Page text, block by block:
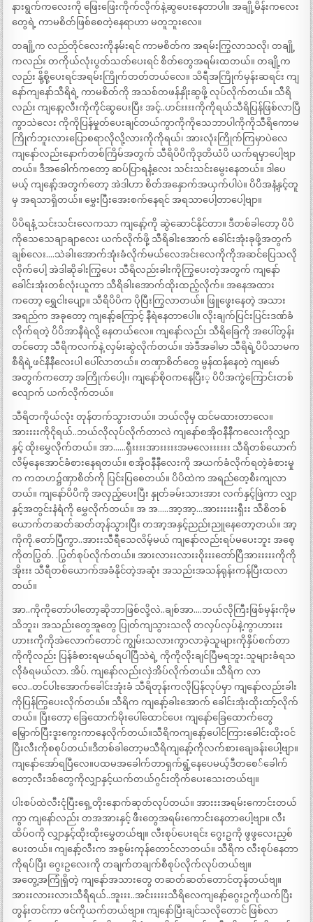
နားရွက်ကလေးကို ဖြေးဖြေးကိုက်လိုက်နဲ့ဆွပေးနေတာပါ။ အချို့မိန်းကလေး
တွေရဲ့ ကာမစိတ်ဖြစ်စေတဲ့နေရာဟာ မတူဘူးလေ။
တချို့က လည်တိုင်လေးကိုနမ်းရင် ကာမစိတ်က အရမ်းကြွလာသလို၊ တချို့
ကလည်း တကိုယ်လုံးပွတ်သတ်ပေးရင် စိတ်တွေအရမ်းထတယ်။ တချို့က
လည်း နို့စို့ပေးရင်အရမ်းကြိုက်တတ်တယ်လေ။ သိရီအကြိုက်မှန်းဆရင်း ကျ
နော်ကျနော်သီရိရဲ့ ကာမစိတ်ကို အသစ်တဖန်နှိုးဆွဖို့ လုပ်လိုက်တယ်။ သီရိ
လည်း ကျနော့လီးကိုကိုင်ဆွပေးပြီး အင့်..ဟင်းးးးကိုကိုရယ်သီရိပြန်ဖြစ်လာပြီ
ကွာသဲလေး ကိုကိုပြန်မှုတ်ပေးချင်တယ်ကွာကိုကိုသေဘာပါကိုကိုသီရိကောမ
ကြိုက်ဘူးလားပြောစရာလိုလို့လားကိုကိုရယ်၊ အားလုံးကြိုက်ကြမှာပဲလေ
ကျနော်လည်းနောက်တစ်ကြိမ်အတွက် သီရိပိပိကိုဒုတိယံပိ ယက်ရမှာပေါ့ဗျာ
တယ်။ ဒီအခေါက်ကတော့ ဆပ်ပြာရနံ့လေး သင်းသင်းမွေးနေတယ်။ ဒါပေ
မယ့် ကျနော့်အတွက်တော့ အဲဒါဟာ စိတ်အနှောက်အယှက်ပါပဲ။ ပိပိအနံ့နှင့်တူ
မှ အရသာရှိတယ်။ မွှေးပြီးအေးစက်နေရင် အရသာပေါ့တာပေါ့ဗျာ။
ပိပိရနံ့ သင်းသင်းလေကသာ ကျနော့်ကို ဆွဲဆောင်နိုင်တာ။ ဒီတစ်ခါတော့ ပိပိ
ကိုသေသေချာချာလေး ယက်လိုက်ဖို့ သီရိခါးအောက် ခေါင်းအုံးခုဖို့အတွက်
ချစ်လေး….သဲခါးအောက်အုံးခံလိုက်မယ်လေအင်းလေကိုကိုအဆင်ပြေသလို
လိုက်ပေါ့ အဲဒါဆိုခါးကြွပေး သီရိလည်းခါးကိုကြွပေးတဲ့အတွက် ကျနော်
ခေါင်းအုံးတစ်လုံးယူကာ သီရိခါးအောက်ထိုးထည့်လိုက်။ အနေအထား
ကတော့ ရွှေငါးပျော့။ သီရိပိပိက ပိုပြီးကြွလာတယ်။ ဖြူဖွေးနေတဲ့ အသား
အရည်က အခုတော့ ကျနော့်ကြောင့် နီရဲနေတာပေါ။ လိုးချက်ပြင်းပြင်းဒဏ်ခံ
လိုက်ရတဲ့ ပိပိအာနီရဲလို့ နေတယ်လေ။ ကျနော်လည်း သီရိခြေကို အပေါ်တွန်း
တင်တော့ သီရိကလက်နဲ့ လှမ်းဆွဲလိုက်တယ်။ အဲဒီအခါမာ သီရိရဲ့ပိပိသာမက
စီရိရဲ့ဖင်နီနီလေးပါ ပေါ်လာတယ်။ တဏှာစိတ်တွေ မွန်ထန်နေတဲ့ ကျမော်
အတွက်ကတော့ အကြိုက်ပေါ့၊၊ ကျနော်စိုဝကနေပြီး့ ပိပိအကွဲကြောင်းတစ်
လျောက် ယက်လိုက်တယ်။
သီရိတကိုယ်လုံး တုန်တက်သွားတယ်။ ဘယ်လိုမှ ထင်မထားတာလေ။
အားးးးကိုငိုရယ်..ဘယ်လိုလုပ်လိုက်တာလဲ ကျနော်စအိုဝနီနီကလေးကိုလျှာ
နှင့် ထိုးမွှေလိုက်တယ်။ အာ……ရှီးးးးအားးးးးအမလေးးးးးး သီရိတစ်ယောက်
လိမ့်နေအောင်ခံစားနေရတယ်။ စအိုဝနီနီလေးကို အယက်ခံလိုက်ရတဲ့ခံစားမှု
က ကတဟ၌ဏှာစိတ်ကို ပြင်းပြစေတယ်။ ပိပိထဲက အရည်တေ့စီးကျလာ
တယ်။ ကျနော်ပိပိကို အလှည့်ပေးပြီး နှုတ်ခမ်းသားအား လက်နှင့်ဖြဲကာ လျှာ
နှင့်အတွင်းနံရံကို မွှေလိုက်တယ်။ အ အ…..အာ့အာ့…အားးးးးးရှီးး သီစိတစ်
ယောက်တဆတ်ဆတ်တုန်သွားပြီး တအာ့အနှင့်ညည်းညူနေတော့တယ်။ အာ့
ကိုကို.တော်ပြီကွာ..အားးသီရီသေလိမ့်မယ် ကျနော်လည်းရပ်မပေးဘူး အစေ့
ကိုတပြွတ်. .ပြွတ်စုပ်လိုက်တယ်။ အားလားးလားးဝိုးးးတော်ပြီအားးးးးကိုကို
အိုးးး သီရီတစ်ယောက်အခံနိုင်တဲ့အဆုံး အသည်းအသန်ရုန်းကန်ပြီးထလာ
တယ်။
အာ..ကိုကိုတော်ပါတော့ဆိုဘာဖြစ်လို့လဲ..ချစ်အာ….ဘယ်လိုကြီးဖြစ်မှန်းကိုမ
သိဘူး၊ အသည်းတွေအူတွေ ပြုတ်ကျသွားသလို တလှပ်လှပ်နဲ့ကွာဟားးး
ဟားးကိုကိုအဲလောက်တောင် ကျွမ်းသလားကွာလာခဲ့သူများကိုနှိပ်စက်တာ
ကိုကိုလည်း ပြန်ခံစားရမယ်ရပါပြီသဲရဲ့ ကိုကိုလိုးချင်ပြီမရဘူး.သူများခံရသ
လိုခံရမယ်လာ. အိပ်. ကျနော်လည်းလှဲအိပ်လိုက်တယ်။ သီရိက လာ
လေ..တင်ပါးအောက်ခေါင်းအုံးခံ သီရိတုန်းကလိုပြန်လုပ်မှာ ကျနော်လည်းခါး
ကိုပြန်ကြွပေးလိုက်တယ်။ သီရိက ကျနော့်ခါးအောက် ခေါင်းအုံးထိုးထာ့်လိုက်
တယ်။ ပြီးတော့ ခြေထောက်မိုးပေါ်ထောင်ပေး ကျနော်ခြေထောက်တွေ
မြှောက်ပြီးဒူးကွေးကာနေလိုက်တယ်။သီရိကကျနော့်ပေါင်ကြားခေါင်းထိုးဝင်
ပြီးလီးကိုစစုပ်တယ်။ဒီတစ်ခါတော့မသီရိကျနော့်ကိုလက်စားချေခန်းပေါ့ဗျာ။
ကျနော်အော်ရပြီလေ။ပထမအခေါက်တာရှက်ရွံ့နေပေမယ့်ဒီတစေ်ခေါက်
တော့လီးဒစ်တွေကိုလျှာနှင့်ယက်တယ်ဂွင်းတိုက်ပေးသေးတယ်ဗျ။
ပါးစပ်ထဲလီးငုံပြီးရှေ့တိုးနောက်ဆုတ်လုပ်တယ်။ အားးးအရမ်းကောင်းတယ်
ကွာ ကျနော်လည်း တအအားနှင့် ဖီးတွေအရမ်းကောင်းနေတာပေါ့ဗျာ။ လီး
ထိပ်ဝကို လျှာနှင့်ထိုးထိုးမွှေတယ်ဗျ။ လီးစုပ်ပေးရင်း ဂွေးဥကို ဖွဖွလေးညှစ်
ပေးတယ်။ ကျနော့်လီးက အစွမ်းကုန်တောင်လာတယ်။ သီရိက လီးစုပ်နေတာ
ကိုရပ်ပြီး ဂွေးဥလေးကို တချက်တချက်စီစုပ်လိုက်လုပ်တယ်ဗျ။
အတွေ့အကြုံရှိတဲ့ ကျနော်အသားတွေ တဆတ်ဆတ်တောင်တုန်တယ်ဗျ။
အားးလားးလားသီရီရယ်..အူးးး..အင်းးးးးသီရိလေကျနော့်ဂွေးဥကိုယက်ပြီး
တွန်းတင်ကာ ဖင်ကိုယက်တယ်ဗျာ။ ကျနော်ပြီးချင်သလိုတောင် ဖြစ်လာ